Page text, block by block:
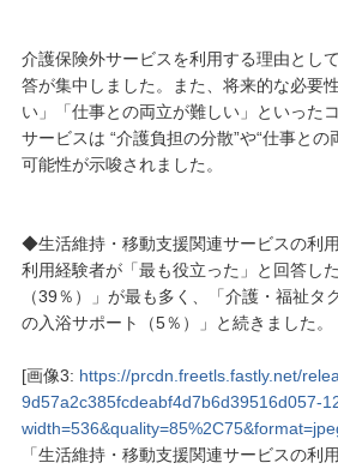
介護保険外サービスを利用する理由とし
答が集中しました。また、将来的な必要
い」「仕事との両立が難しい」といった
サービスは “介護負担の分散”や“仕事と
可能性が示唆されました。
◆生活維持・移動支援関連サービスの利
利用経験者が「最も役立った」と回答し
（39％）」が最も多く、「介護・福祉
の入浴サポート（5％）」と続きました。
[画像3: https://prcdn.freetls.fastly.net/
9d57a2c385fcdeabf4d7b6d39516d057-
「生活維持・移動支援関連サービスの利